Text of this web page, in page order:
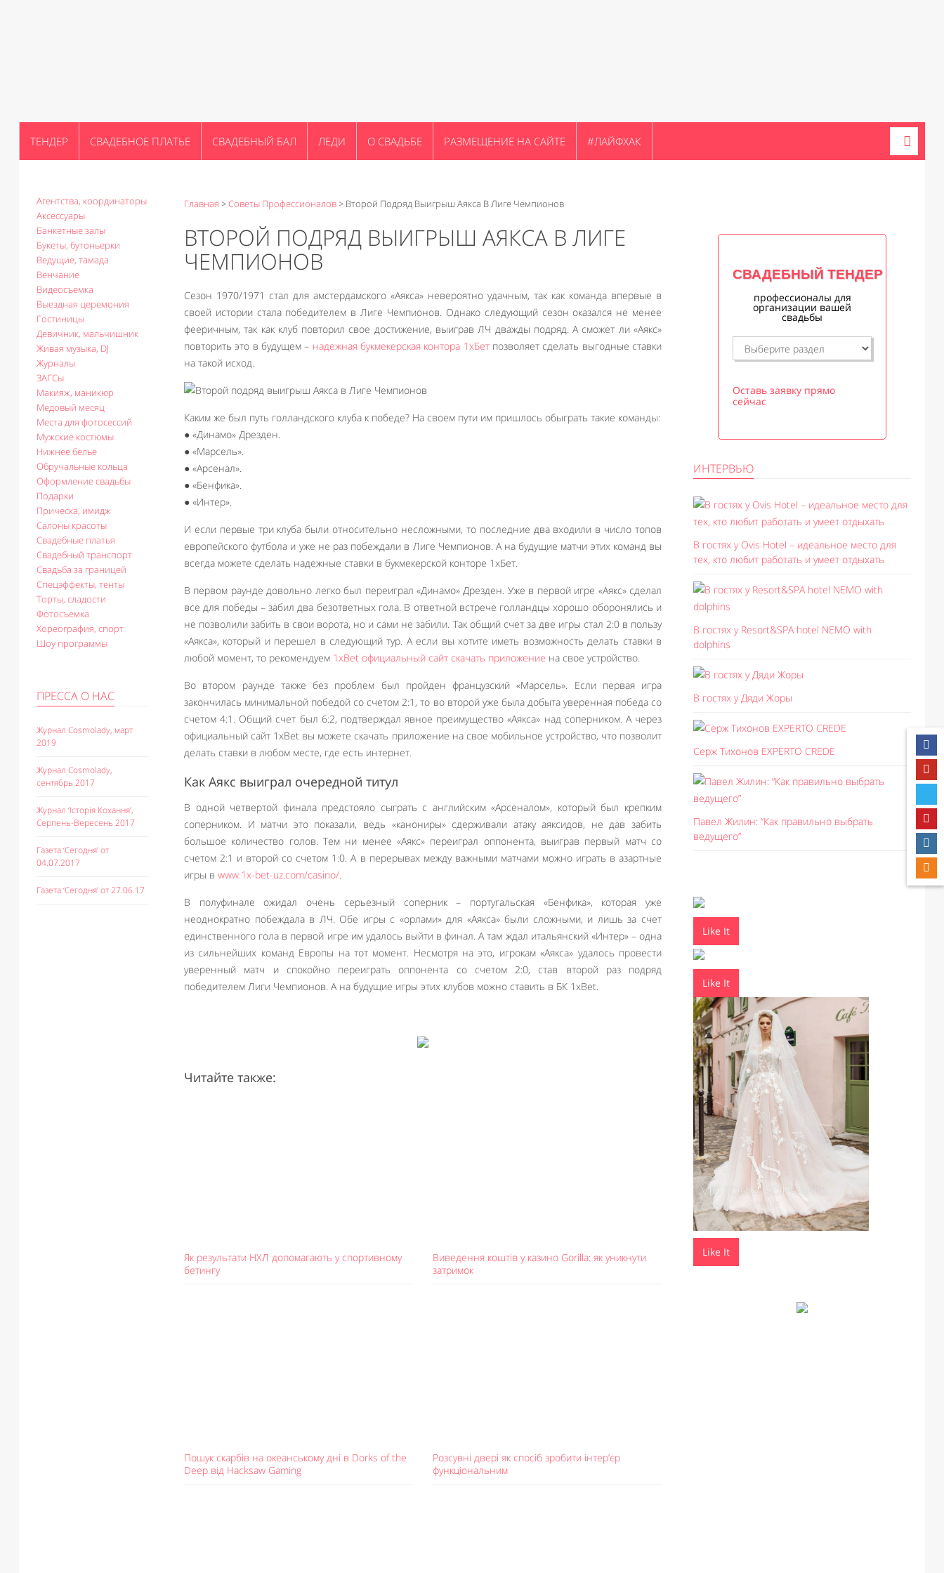
ТЕНДЕР СВАДЕБНОЕ ПЛАТЬЕ СВАДЕБНЫЙ БАЛ ЛЕДИ О СВАДЬБЕ РАЗМЕЩЕНИЕ НА САЙТЕ #ЛАЙФХАК
Агентства, координаторы
Аксессуары
Банкетные залы
Букеты, бутоньерки
Ведущие, тамада
Венчание
Видеосъемка
Выездная церемония
Гостиницы
Девичник, мальчишник
Живая музыка, DJ
Журналы
ЗАГСы
Макияж, маникюр
Медовый месяц
Места для фотосессий
Мужские костюмы
Нижнее белье
Обручальные кольца
Оформление свадьбы
Подарки
Прическа, имидж
Салоны красоты
Свадебные платья
Свадебный транспорт
Свадьба за границей
Спецэффекты, тенты
Торты, сладости
Фотосъемка
Хореография, спорт
Шоу программы
ПРЕССА О НАС
Журнал Cosmolady, март
2019
Журнал Cosmolady,
сентябрь 2017
Журнал ‘Історія Кохання’,
Серпень-Вересень 2017
Газета ‘Сегодня’ от
04.07.2017
Газета ‘Сегодня’ от 27.06.17
Главная >Советы Профессионалов> Второй Подряд Выигрыш Аякса В Лиге Чемпионов
ВТОРОЙ ПОДРЯД ВЫИГРЫШ АЯКСА В ЛИГЕ
ЧЕМПИОНОВ
Сезон 1970/1971 стал для амстердамского «Аякса» невероятно удачным, так как команда впервые в
своей истории стала победителем в Лиге Чемпионов. Однако следующий сезон оказался не менее
фееричным, так как клуб повторил свое достижение, выиграв ЛЧ дважды подряд. А сможет ли «Аякс»
повторить это в будущем – надежная букмекерская контора 1хБетпозволяет сделать выгодные ставки
на такой исход.
Каким же был путь голландского клуба к победе? На своем пути им пришлось обыграть такие команды:
● «Динамо» Дрезден.
● «Марсель».
● «Арсенал».
● «Бенфика».
● «Интер».
И если первые три клуба были относительно несложными, то последние два входили в число топов
европейского футбола и уже не раз побеждали в Лиге Чемпионов. А на будущие матчи этих команд вы
всегда можете сделать надежные ставки в букмекерской конторе 1хБет.
В первом раунде довольно легко был переиграл «Динамо» Дрезден. Уже в первой игре «Аякс» сделал
все для победы – забил два безответных гола. В ответной встрече голландцы хорошо оборонялись и
не позволили забить в свои ворота, но и сами не забили. Так общий счет за две игры стал 2:0 в пользу
«Аякса», который и перешел в следующий тур. А если вы хотите иметь возможность делать ставки в
любой момент, то рекомендуем 1xBet официальный сайт скачать приложение на свое устройство.
Во втором раунде также без проблем был пройден французский «Марсель». Если первая игра
закончилась минимальной победой со счетом 2:1, то во второй уже была добыта уверенная победа со
счетом 4:1. Общий счет был 6:2, подтверждал явное преимущество «Аякса» над соперником. А через
официальный сайт 1xBet вы можете скачать приложение на свое мобильное устройство, что позволит
делать ставки в любом месте, где есть интернет.
Как Аякс выиграл очередной титул
В одной четвертой финала предстояло сыграть с английским «Арсеналом», который был крепким
соперником. И матчи это показали, ведь «канониры» сдерживали атаку аяксидов, не дав забить
большое количество голов. Тем ни менее «Аякс» переиграл оппонента, выиграв первый матч со
счетом 2:1 и второй со счетом 1:0. А в перерывах между важными матчами можно играть в азартные
игры в www.1x-bet-uz.com/casino/.
В полуфинале ожидал очень серьезный соперник – португальская «Бенфика», которая уже
неоднократно побеждала в ЛЧ. Обе игры с «орлами» для «Аякса» были сложными, и лишь за счет
единственного гола в первой игре им удалось выйти в финал. А там ждал итальянский «Интер» – одна
из сильнейших команд Европы на тот момент. Несмотря на это, игрокам «Аякса» удалось провести
уверенный матч и спокойно переиграть оппонента со счетом 2:0, став второй раз подряд
победителем Лиги Чемпионов. А на будущие игры этих клубов можно ставить в БК 1xBet.
Читайте также:
Як результати НХЛ допомагають у спортивному
бетингу
Виведення коштів у казино Gorilla: як уникнути
затримок
Пошук скарбів на океанському дні в Dorks of the
Deep від Hacksaw Gaming
Розсувні двері як спосіб зробити інтер’єр
функціональним
СВАДЕБНЫЙ ТЕНДЕР
профессионалы для
организации вашей
свадьбы
Оставь заявку прямо
сейчас
ИНТЕРВЬЮ
В гостях у Ovis Hotel – идеальное место для
тех, кто любит работать и умеет отдыхать
В гостях у Resort&SPA hotel NEMO with
dolphins
В гостях у Дяди Жоры
Серж Тихонов EXPERTO CREDE
Павел Жилин: “Как правильно выбрать
ведущего”
Like It
Like It
Like It